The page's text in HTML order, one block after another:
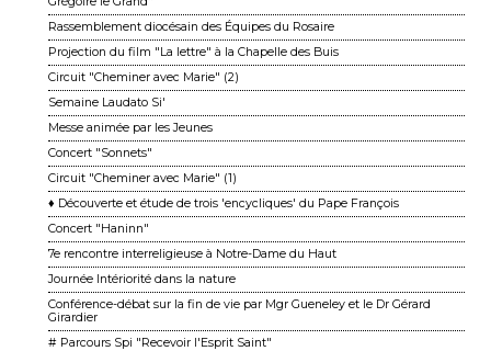
Rassemblement diocésain des Équipes du Rosaire
Projection du film "La lettre" à la Chapelle des Buis
Circuit "Cheminer avec Marie" (2)
Semaine Laudato Si'
Messe animée par les Jeunes
Concert "Sonnets"
Circuit "Cheminer avec Marie" (1)
♦ Découverte et étude de trois 'encycliques' du Pape François
Concert "Haninn"
7e rencontre interreligieuse à Notre-Dame du Haut
Journée Intériorité dans la nature
Conférence-débat sur la fin de vie par Mgr Gueneley et le Dr Gérard
Girardier
# Parcours Spi "Recevoir l'Esprit Saint"